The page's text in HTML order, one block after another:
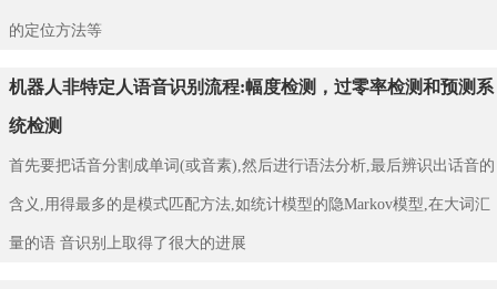
的定位方法等
机器人非特定人语音识别流程:幅度检测，过零率检测和预测系
统检测
首先要把话音分割成单词(或音素),然后进行语法分析,最后辨识出话音的
含义,用得最多的是模式匹配方法,如统计模型的隐Markov模型,在大词汇
量的语 音识别上取得了很大的进展